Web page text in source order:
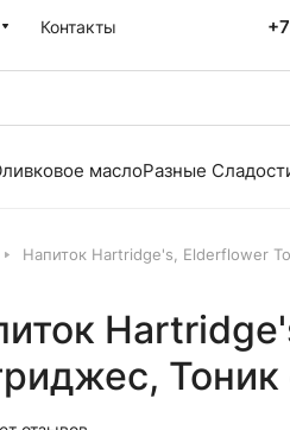
Контакты
маслоРазные
Напиток Hartridge's, Elderflower
Тоник